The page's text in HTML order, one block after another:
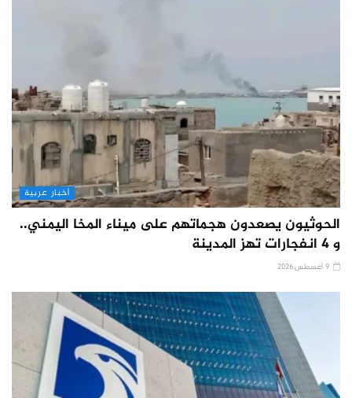
أخبار عربية
الحوثيون يصعدون هجماتهم على ميناء المخا اليمني..
و 4 انفجارات تهز المدينة